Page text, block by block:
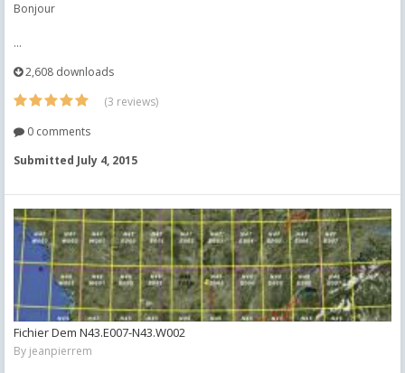
Bonjour
...
2,608 downloads
(3 reviews)
0 comments
Submitted July 4, 2015
Fichier Dem N43.E007-N43.W002
By jeanpierrem